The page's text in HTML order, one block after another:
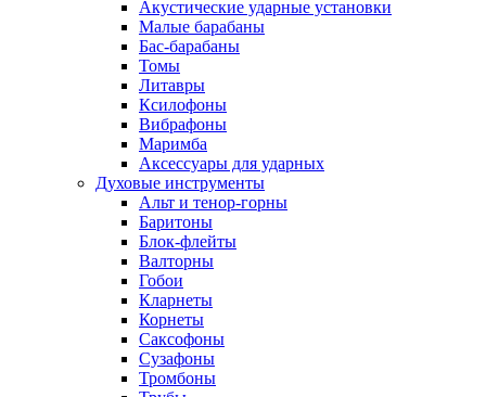
Акустические ударные установки
Малые барабаны
Бас-барабаны
Томы
Литавры
Ксилофоны
Вибрафоны
Маримба
Аксессуары для ударных
Духовые инструменты
Альт и тенор-горны
Баритоны
Блок-флейты
Валторны
Гобои
Кларнеты
Корнеты
Саксофоны
Сузафоны
Тромбоны